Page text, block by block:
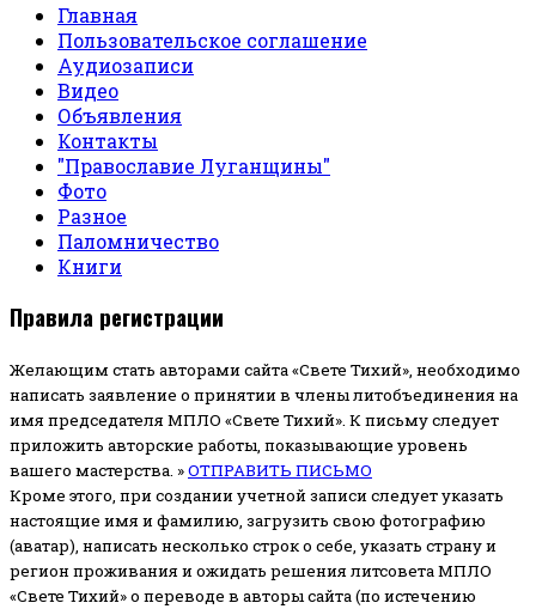
Главная
Пользовательское соглашение
Аудиозаписи
Видео
Объявления
Контакты
"Православие Луганщины"
Фото
Разное
Паломничество
Книги
Правила регистрации
Желающим стать авторами сайта «Свете Тихий», необходимо
написать заявление о принятии в члены литобъединения на
имя председателя МПЛО «Свете Тихий». К письму следует
приложить авторские работы, показывающие уровень
вашего мастерства. »ОТПРАВИТЬ ПИСЬМО
Кроме этого, при создании учетной записи следует указать
настоящие имя и фамилию, загрузить свою фотографию
(аватар), написать несколько строк о себе, указать страну и
регион проживания и ожидать решения литсовета МПЛО
«Свете Тихий» о переводе в авторы сайта (по истечению